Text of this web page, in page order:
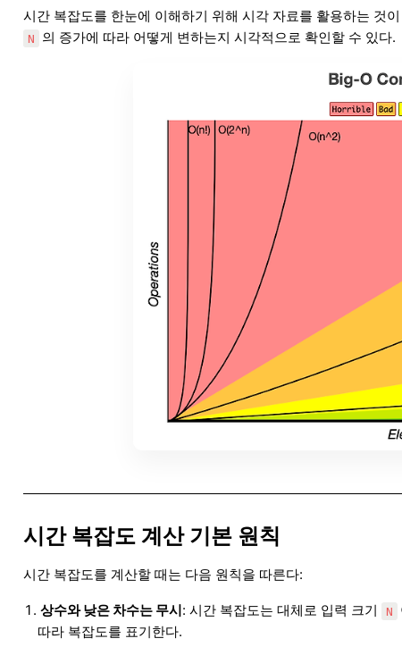
시간 복잡도를 한눈에 이해하기 위해 시각 자료를 활용하는 것
N 의 증가에 따라 어떻게 변하는지 시각적으로 확인할 수 있다.
시간 복잡도 계산 기본 원칙
시간 복잡도를 계산할 때는 다음 원칙을 따른다:
상수와 낮은 차수는 무시: 시간 복잡도는 대체로 입력 크기 N
따라 복잡도를 표기한다.